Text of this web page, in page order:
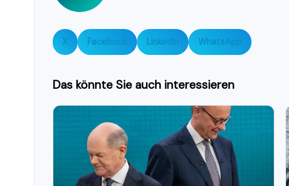
X Facebook LinkedIn WhatsApp
Das könnte Sie auch interessieren